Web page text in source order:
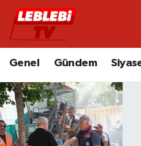
Genel Gündem
Hava Durumu
Trafik Durumu
Süper Lig Puan